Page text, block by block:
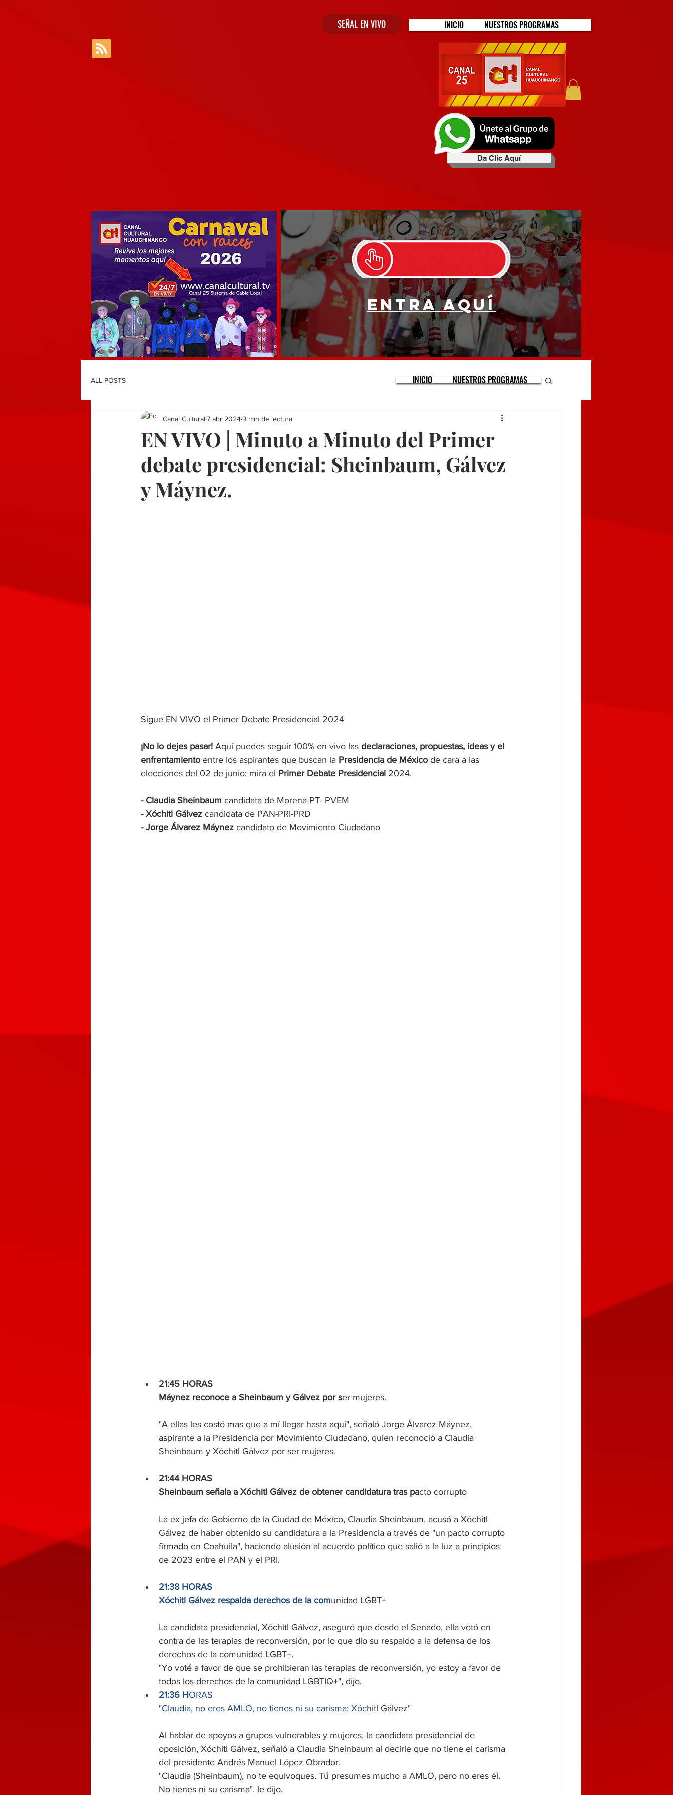
SEÑAL EN VIVO INICIO NUESTROS PROGRAMAS
Da Clic Aquí
Entra aquí
ALL POSTS
EN VIVO | Minuto a Minuto del Primer
debate presidencial: Sheinbaum, Gálvez
y Máynez.
Canal Cultural 7 abr 20249 min de lectura
Sigue EN VIVO el Primer Debate Presidencial 2024
¡No lo dejes pasar! Aquí puedes seguir 100% en vivo las declaraciones, propuestas, ideas y el
enfrentamiento entre los aspirantes que buscan la Presidencia de México de cara a las
elecciones del 02 de junio; mira el Primer Debate Presidencial 2024.
- Claudia Sheinbaum candidata de Morena-PT- PVEM
- Xóchitl Gálvez candidata de PAN-PRI-PRD
- Jorge Álvarez Máynez candidato de Movimiento Ciudadano
21:45 HORAS
Máynez reconoce a Sheinbaum y Gálvez por ser mujeres.
"A ellas les costó mas que a mí llegar hasta aquí", señaló Jorge Álvarez Máynez,
aspirante a la Presidencia por Movimiento Ciudadano, quien reconoció a Claudia
Sheinbaum y Xóchitl Gálvez por ser mujeres.
21:44 HORAS
Sheinbaum señala a Xóchitl Gálvez de obtener candidatura tras pacto corrupto
La ex jefa de Gobierno de la Ciudad de México, Claudia Sheinbaum, acusó a Xóchitl
Gálvez de haber obtenido su candidatura a la Presidencia a través de "un pacto corrupto
firmado en Coahuila", haciendo alusión al acuerdo político que salió a la luz a principios
de 2023 entre el PAN y el PRI.
21:38 HORAS
Xóchitl Gálvez respalda derechos de la comunidad LGBT+
La candidata presidencial, Xóchitl Gálvez, aseguró que desde el Senado, ella votó en
contra de las terapias de reconversión, por lo que dio su respaldo a la defensa de los
derechos de la comunidad LGBT+.
"Yo voté a favor de que se prohibieran las terapias de reconversión, yo estoy a favor de
todos los derechos de la comunidad LGBTIQ+", dijo.
21:36 HORAS
"Claudia, no eres AMLO, no tienes ni su carisma: Xóchitl Gálvez"
Al hablar de apoyos a grupos vulnerables y mujeres, la candidata presidencial de
oposición, Xóchitl Gálvez, señaló a Claudia Sheinbaum al decirle que no tiene el carisma
del presidente Andrés Manuel López Obrador.
"Claudia (Sheinbaum), no te equivoques. Tú presumes mucho a AMLO, pero no eres él.
No tienes ni su carisma", le dijo.
INICIO NUESTROS PROGRAMAS